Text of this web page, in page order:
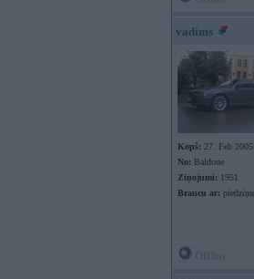
vadims
Kopš: 27. Feb 2005
No: Baldone
Ziņojumi: 1951
Braucu ar: piedziņu